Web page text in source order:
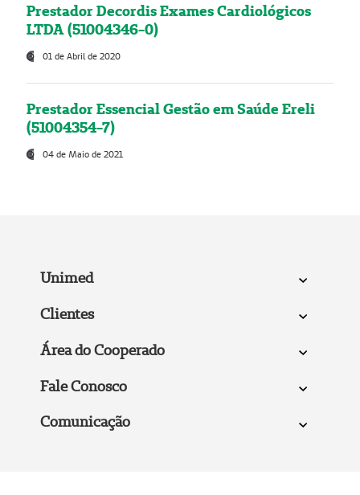
Prestador Decordis Exames Cardiológicos
LTDA (51004346-0)
01 de Abril de 2020
Prestador Essencial Gestão em Saúde Ereli
(51004354-7)
04 de Maio de 2021
Unimed
Clientes
Área do Cooperado
Fale Conosco
Comunicação